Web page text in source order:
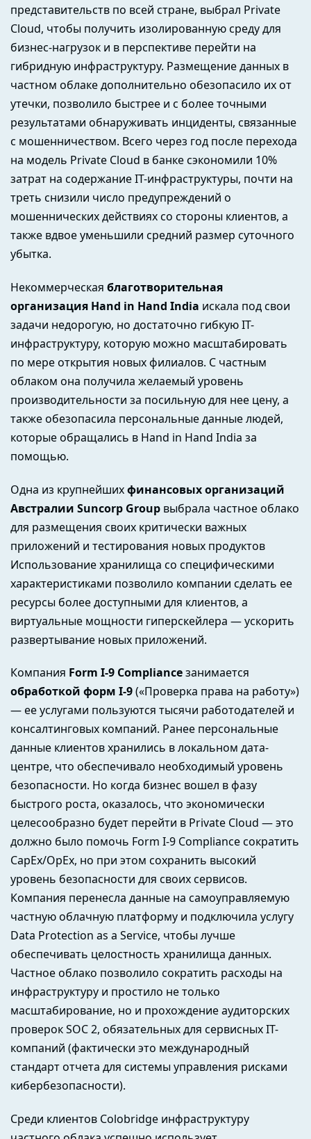
представительств по всей стране, выбрал Private
Cloud, чтобы получить изолированную среду для
бизнес-нагрузок и в перспективе перейти на
гибридную инфраструктуру. Размещение данных в
частном облаке дополнительно обезопасило их от
утечки, позволило быстрее и с более точными
результатами обнаруживать инциденты, связанные
с мошенничеством. Всего через год после перехода
на модель Private Cloud в банке сэкономили 10%
затрат на содержание IT-инфраструктуры, почти на
треть снизили число предупреждений о
мошеннических действиях со стороны клиентов, а
также вдвое уменьшили средний размер суточного
убытка.
Некоммерческая благотворительная
организация Hand in Hand India искала под свои
задачи недорогую, но достаточно гибкую IT-
инфраструктуру, которую можно масштабировать
по мере открытия новых филиалов. С частным
облаком она получила желаемый уровень
производительности за посильную для нее цену, а
также обезопасила персональные данные людей,
которые обращались в Hand in Hand India за
помощью.
Одна из крупнейшихфинансовых организаций
Австралии Suncorp Group выбрала частное облако
для размещения своих критически важных
приложений и тестирования новых продуктов
Использование хранилища со специфическими
характеристиками позволило компании сделать ее
ресурсы более доступными для клиентов, а
виртуальные мощности гиперскейлера — ускорить
развертывание новых приложений.
Компания Form I-9 Complianceзанимается
обработкой форм I-9(«Проверка права на работу»)
— ее услугами пользуются тысячи работодателей и
консалтинговых компаний. Ранее персональные
данные клиентов хранились в локальном дата-
центре, что обеспечивало необходимый уровень
безопасности. Но когда бизнес вошел в фазу
быстрого роста, оказалось, что экономически
целесообразно будет перейти в Private Cloud — это
должно было помочь Form I-9 Compliance сократить
CapEx/OpEx, но при этом сохранить высокий
уровень безопасности для своих сервисов.
Компания перенесла данные на самоуправляемую
частную облачную платформу и подключила услугу
Data Protection as a Service, чтобы лучше
обеспечивать целостность хранилища данных.
Частное облако позволило сократить расходы на
инфраструктуру и простило не только
масштабирование, но и прохождение аудиторских
проверок SOC 2, обязательных для сервисных IT-
компаний (фактически это международный
стандарт отчета для системы управления рисками
кибербезопасности).
Среди клиентов Colobridge инфраструктуру